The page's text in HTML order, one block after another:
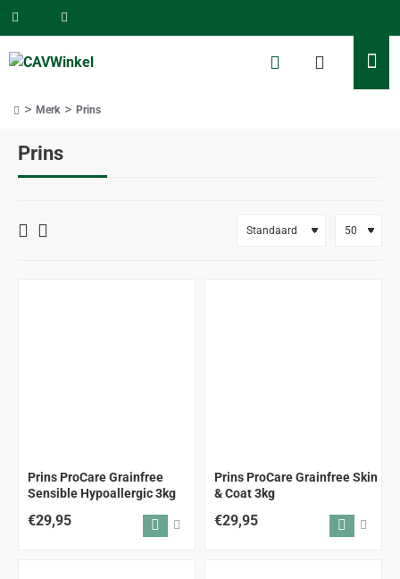
Prins
Merk Prins
Prins ProCare Grainfree
Sensible Hypoallergic 3kg
€29,95
Prins ProCare Grainfree Skin
& Coat 3kg
€29,95